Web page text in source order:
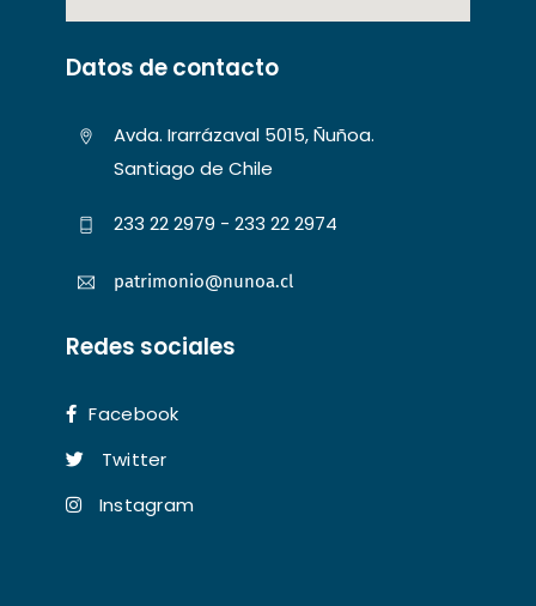
Datos de contacto
Avda. Irarrázaval 5015, Ñuñoa.
Santiago de Chile
233 22 2979 - 233 22 2974
patrimonio@nunoa.cl
Redes sociales
Facebook
Twitter
Instagram